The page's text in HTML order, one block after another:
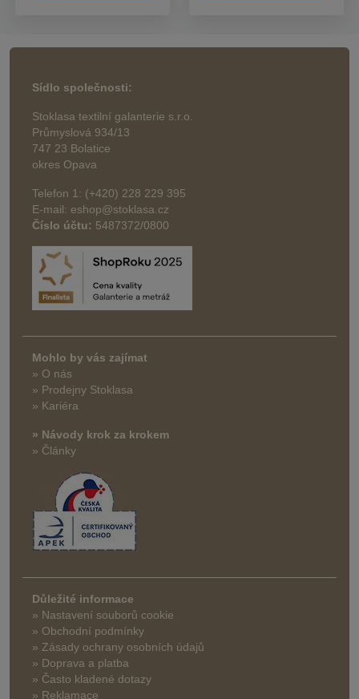
Sídlo společnosti:
Stoklasa textilní galanterie s.r.o.
Průmyslová 934/13
747 23 Bolatice
okres Opava
Telefon 1: (+420) 228 229 395
E-mail: eshop@stoklasa.cz
Číslo účtu: 5487372/0800
Mohlo by vás zajímat
» O nás
» Prodejny Stoklasa
» Kariéra
» Návody krok za krokem
» Články
Důležité informace
» Nastavení souborů cookie
» Obchodní podmínky
» Zásady ochrany osobních údajů
» Doprava a platba
» Často kladené dotazy
» Reklamace